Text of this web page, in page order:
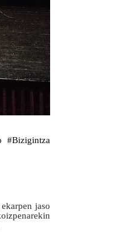
#Bizigintza
jaso